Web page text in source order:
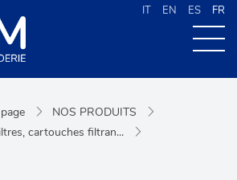
IT EN ES FR
NOS PRODUITS
cartouches filtran...